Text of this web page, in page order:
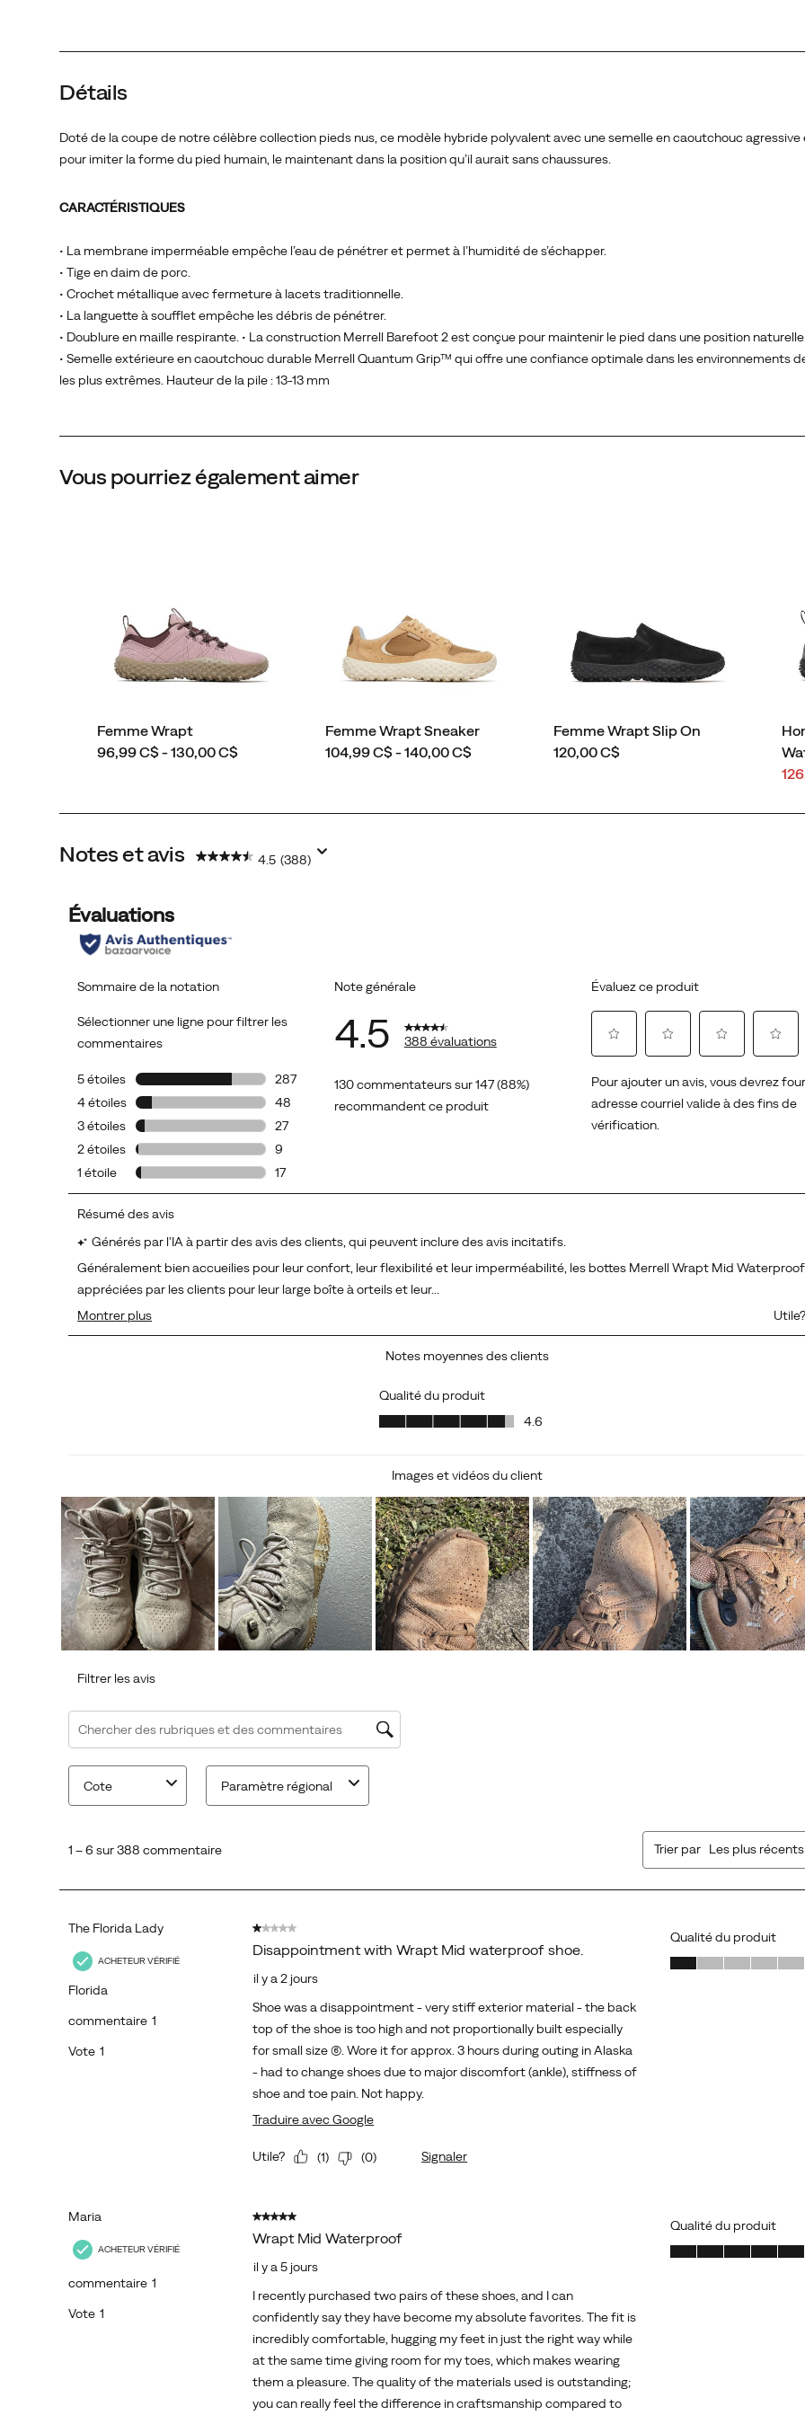
position
aurait
sans
Détails
Doté de la coupe de notre célèbre collection pieds nus, ce modèle hybride polyvalent avec une semelle en caoutchouc agressive
pour imiter la forme du pied humain, le maintenant dans la position qu’il aurait sans chaussures.
CARACTÉRISTIQUES
• La membrane imperméable empêche l’eau de pénétrer et permet à l’humidité de s’échapper.
• Tige en daim de porc.
• Crochet métallique avec fermeture à lacets traditionnelle.
• La languette à soufflet empêche les débris de pénétrer.
• Doublure en maille respirante. • La construction Merrell Barefoot 2 est conçue pour maintenir le pied dans une position naturelle.
• Semelle extérieure en caoutchouc durable Merrell Quantum Grip™ qui offre une confiance optimale dans les environnements
les plus extrêmes. Hauteur de la pile : 13-13 mm
Vous pourriez également aimer
Femme Wrapt
price
96,99 C$ - 130,00 C$
Femme Wrapt Sneaker
price
104,99 C$ - 140,00 C$
Femme Wrapt Slip On
price
120,00 C$
Prix
Notes et avis 4.5 (388)